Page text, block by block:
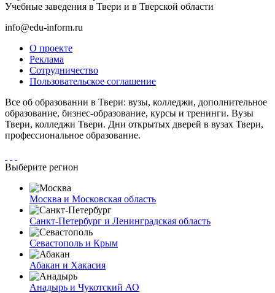
Учебные заведения в Твери и в Тверской области
info@edu-inform.ru
О проекте
Реклама
Сотрудничество
Пользовательское соглашение
Все об образовании в Твери: вузы, колледжи, дополнительное
образование, бизнес-образование, курсы и тренинги. Вузы
Твери, колледжи Твери. Дни открытых дверей в вузах Твери,
профессиональное образование.
Выберите регион
Москва и Московская область
Санкт-Петербург и Ленинградская область
Севастополь и Крым
Абакан и Хакасия
Анадырь и Чукотский АО